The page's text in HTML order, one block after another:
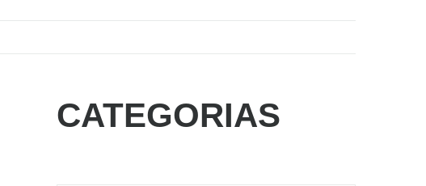
CATEGORIAS